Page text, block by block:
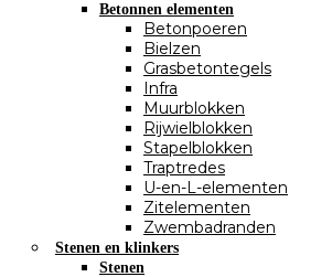
Betonnen elementen
Betonpoeren
Bielzen
Grasbetontegels
Infra
Muurblokken
Rijwielblokken
Stapelblokken
Traptredes
U-en-L-elementen
Zitelementen
Zwembadranden
Stenen en klinkers
Stenen